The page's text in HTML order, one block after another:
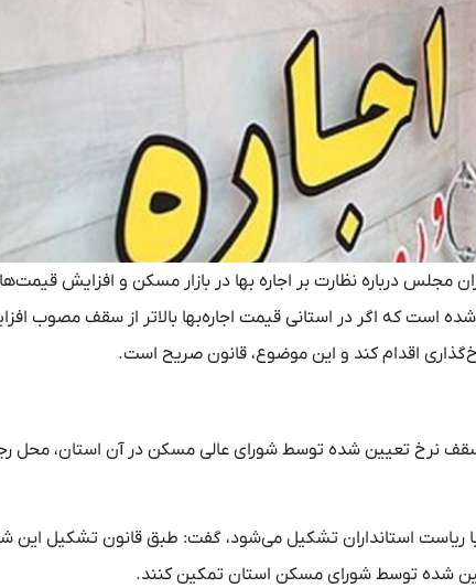
درباره نظارت بر اجاره بها در بازار مسکن و افزایش
است که اگر در استانی قیمت اجاره‌بها بالاتر از سقف مصوب
اقدام کند و این موضوع، قانون صریح است.
سقف نرخ تعیین شده توسط شورای عالی مسکن در آن استان، محل
استانداران تشکیل می‌شود، گفت: طبق قانون تشکیل این
شده توسط شورای مسکن استان تمکین کنند.